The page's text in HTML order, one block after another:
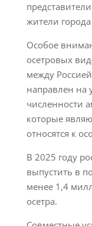
жители
Особое
осетровых
между
направлен на
численности
которые
относятся к
В 2025 году
выпустить в
менее 1,4
осетра.